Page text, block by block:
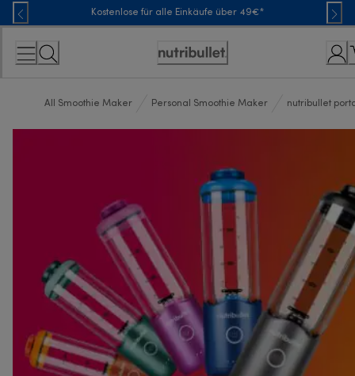
Skip
to
Content
Kostenlose für alle Einkäufe über 49€*
Erklärung
Zugänglichkeit
All Smoothie Maker Personal Smoothie Maker nutribullet